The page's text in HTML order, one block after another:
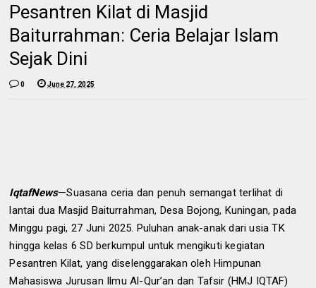
Pesantren Kilat di Masjid
Baiturrahman: Ceria Belajar Islam
Sejak Dini
0 June 27, 2025
IqtafNews—Suasana ceria dan penuh semangat terlihat di
lantai dua Masjid Baiturrahman, Desa Bojong, Kuningan, pada
Minggu pagi, 27 Juni 2025. Puluhan anak-anak dari usia TK
hingga kelas 6 SD berkumpul untuk mengikuti kegiatan
Pesantren Kilat, yang diselenggarakan oleh Himpunan
Mahasiswa Jurusan Ilmu Al-Qur’an dan Tafsir (HMJ IQTAF)